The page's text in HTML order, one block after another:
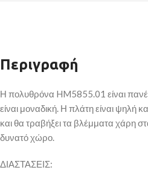
Περιγραφή
Η πολυθρόνα HM5855.01 είναι
είναι μοναδική. Η πλάτη είναι ψηλή
και θα τραβήξει τα βλέμματα χάρη
δυνατό χώρο.
ΔΙΑΣΤΑΣΕΙΣ: